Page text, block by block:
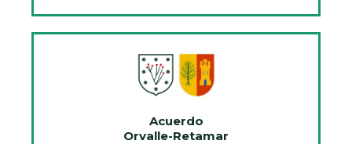
Acuerdo
Orvalle-Retamar